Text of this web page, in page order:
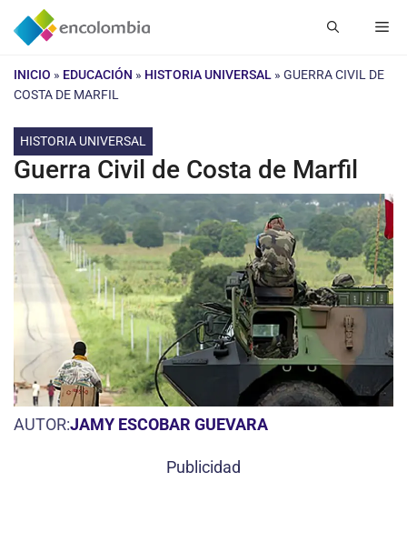
Saltar
INICIO » EDUCACIÓN » HISTORIA UNIVERSAL » GUERRA CIVIL DE
COSTA DE MARFIL
HISTORIA UNIVERSAL
Guerra Civil de Costa de Marfil
AUTOR:JAMY ESCOBAR GUEVARA
Publicidad